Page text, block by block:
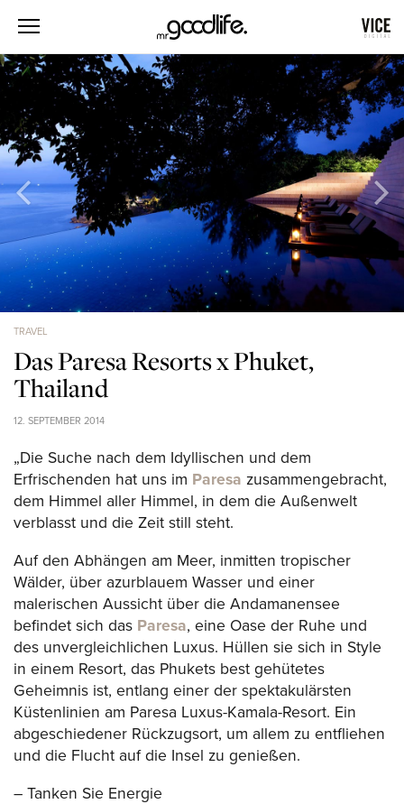
TRAVEL
Das Paresa Resorts x Phuket,
Thailand
12. SEPTEMBER 2014
„Die Suche nach dem Idyllischen und dem
Erfrischenden hat uns im Paresa zusammengebracht,
dem Himmel aller Himmel, in dem die Außenwelt
verblasst und die Zeit still steht.
Auf den Abhängen am Meer, inmitten tropischer
Wälder, über azurblauem Wasser und einer
malerischen Aussicht über die Andamanensee
befindet sich das Paresa, eine Oase der Ruhe und
des unvergleichlichen Luxus. Hüllen sie sich in Style
in einem Resort, das Phukets best gehütetes
Geheimnis ist, entlang einer der spektakulärsten
Küstenlinien am Paresa Luxus-Kamala-Resort. Ein
abgeschiedener Rückzugsort, um allem zu entfliehen
und die Flucht auf die Insel zu genießen.
– Tanken Sie Energie